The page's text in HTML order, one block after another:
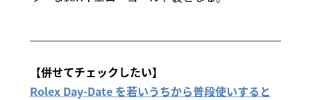
【併せてチェックしたい】
Rolex Day-Date を若いうちから普段使いすると